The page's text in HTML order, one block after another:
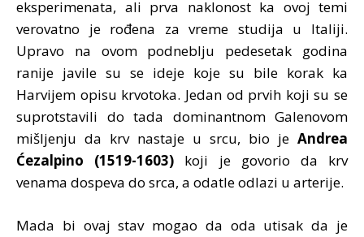
eksperimenata, ali prva naklonost ka ovoj temi
verovatno je rođena za vreme studija u Italiji.
Upravo na ovom podneblju pedesetak godina
ranije javile su se ideje koje su bile korak ka
Harvijem opisu krvotoka. Jedan od prvih koji su se
suprotstavili do tada dominantnom Galenovom
mišljenju da krv nastaje u srcu, bio je Andrea
Ćezalpino (1519-1603) koji je govorio da krv
venama dospeva do srca, a odatle odlazi u arterije.
Mada bi ovaj stav mogao da oda utisak da je